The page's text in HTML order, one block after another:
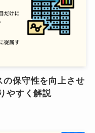
の保守性を向上させ
やすく解説